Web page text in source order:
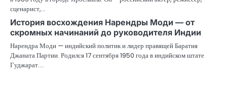
сценарист,…
История восхождения Нарендры Моди — от
скромных начинаний до руководителя Индии
Нарендра Моди — индийский политик и лидер правящей Баратия
Джаната Партии. Родился 17 сентября 1950 года в индийском штате
Гуджарат.…